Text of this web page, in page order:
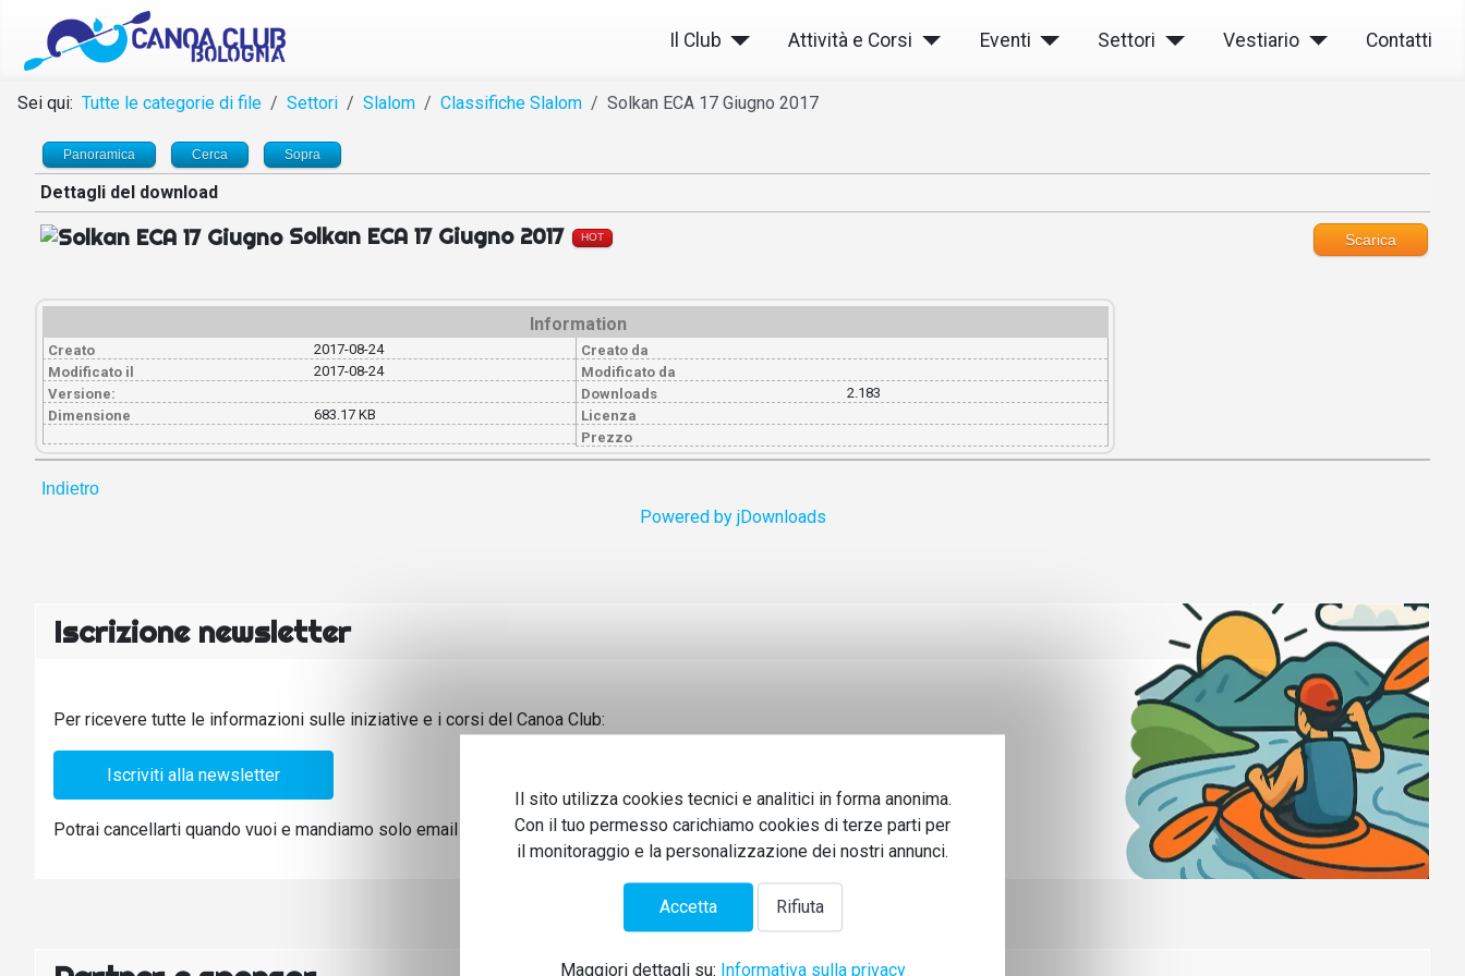
Il Club Attività e Corsi Eventi Settori Vestiario Contatti
Sei qui: Tutte le categorie di file Settori Slalom Classifiche Slalom Solkan ECA 17 Giugno 2017
Panoramica Cerca Sopra
Dettagli del download
Solkan ECA 17 Giugno 2017 HOT Scarica
Information
Creato
2017-08-24
Modificato il
2017-08-24
Versione:
Dimensione
683.17 KB
Creato da
Modificato da
Downloads
2.183
Licenza
Prezzo
Indietro
Powered by jDownloads
Iscrizione newsletter
Per ricevere tutte le informazioni sulle iniziative e i corsi del Canoa Club:
Iscriviti alla newsletter
Potrai cancellarti quando vuoi e mandiamo solo email legate all'attività del club!
Il sito utilizza cookies tecnici e analitici in forma anonima.
Con il tuo permesso carichiamo cookies di terze parti per
il monitoraggio e la personalizzazione dei nostri annunci.
Accetta Rifiuta
Maggiori dettagli su: Informativa sulla privacy